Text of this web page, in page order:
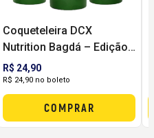
Coqueteleira DCX
Nutrition Bagdá – Edição
Especial Pré-Treino
Militar (600ml)
R$ 24,90
R$ 24,90 no boleto
COMPRAR